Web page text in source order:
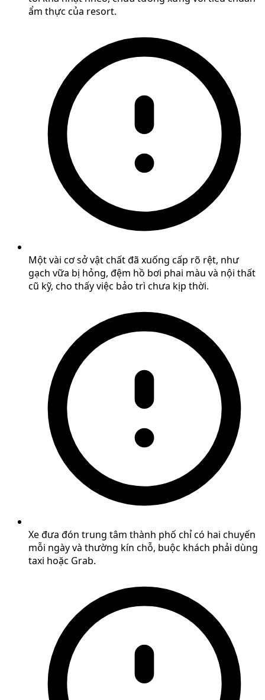
ẩm thực của resort.
Một vài cơ sở vật chất đã xuống cấp rõ rệt, như
gạch vữa bị hỏng, đệm hồ bơi phai màu và nội thất
cũ kỹ, cho thấy việc bảo trì chưa kịp thời.
Xe đưa đón trung tâm thành phố chỉ có hai chuyến
mỗi ngày và thường kín chỗ, buộc khách phải dùng
taxi hoặc Grab.